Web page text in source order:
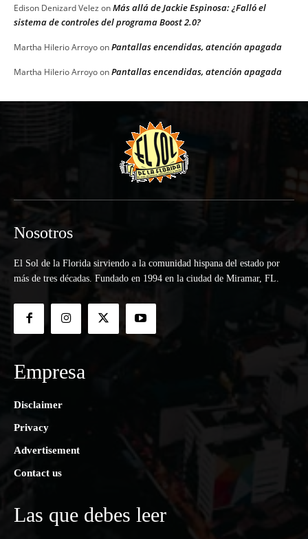
Edison Denizard Velez onMás allá de Jackie Espinosa: ¿Falló el
sistema de controles del programa Boost 2.0?
Martha Hilerio ArroyoonPantallas encendidas, atención apagada
Martha Hilerio ArroyoonPantallas encendidas, atención apagada
Nosotros
El Sol de la Florida sirviendo a la comunidad hispana del estado por
más de tres décadas. Fundado en 1994 en la ciudad de Miramar, FL.
Empresa
Disclaimer
Privacy
Advertisement
Contact us
Las que debes leer